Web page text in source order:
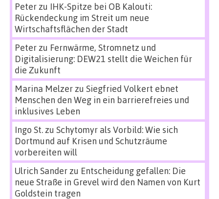
Peterzu IHK-Spitze bei OB Kalouti:
Rückendeckung im Streit um neue
Wirtschaftsflächen der Stadt
Peterzu Fernwärme, Stromnetz und
Digitalisierung: DEW21 stellt die Weichen für
die Zukunft
Marina Melzerzu Siegfried Volkert ebnet
Menschen den Weg in ein barrierefreies und
inklusives Leben
Ingo St.zu Schytomyr als Vorbild: Wie sich
Dortmund auf Krisen und Schutzräume
vorbereiten will
Ulrich Sanderzu Entscheidung gefallen: Die
neue Straße in Grevel wird den Namen von Kurt
Goldstein tragen